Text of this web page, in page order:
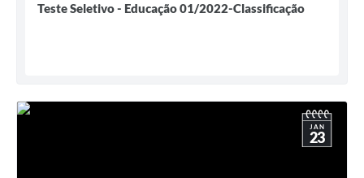
Teste Seletivo - Educação 01/2022-Classificação
JAN
23